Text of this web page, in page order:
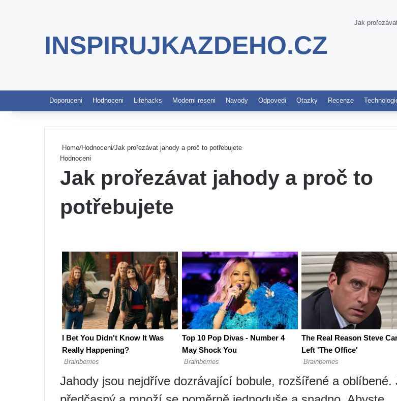
INSPIRUJKAZDEHO.CZ
Jak
Doporuceni Hodnoceni Lifehacks Moderni reseni Navody Odpovedi Otazky Recenze
Home/Hodnoceni/Jak prořezávat jahody a proč to potřebujete
Hodnoceni
Jak prořezávat jahody a proč to
potřebujete
Jahody jsou nejdříve dozrávající bobule, rozšířené a oblíbené.